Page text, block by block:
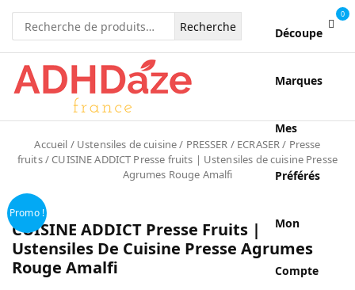
Recherche
pour :
0
Découpe
Marques
Mes
Préférés
Mon
Compte
Accueil / Ustensiles de cuisine/ PRESSER / ECRASER/ Presse
fruits/ CUISINE ADDICT Presse fruits | Ustensiles de cuisine Presse
Agrumes Rouge Amalfi
Promo !
CUISINE ADDICT Presse Fruits |
Ustensiles De Cuisine Presse Agrumes
Rouge Amalfi